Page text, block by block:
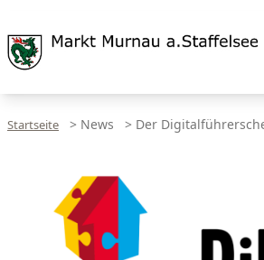
Startseite > News > Der